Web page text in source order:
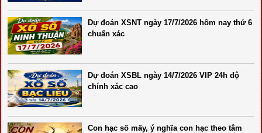
Dự đoán XSNT ngày 17/7/2026 hôm nay thứ 6
chuẩn xác
Dự đoán XSBL ngày 14/7/2026 VIP 24h độ
chính xác cao
Con hạc số mấy, ý nghĩa con hạc theo tâm